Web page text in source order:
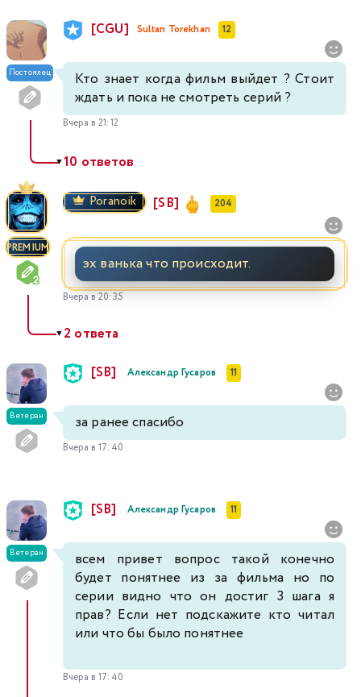
Постоялец
[CGU] Sultan Torekhan 12
Кто знает когда фильм выйдет ? Стоит
ждать и пока не смотреть серий ?
Вчера в 21:12
▼10 ответов
PREMIUM
Poranoik [SB] 204
эх ванька что происходит.
Вчера в 20:35
▼2 ответа
Ветеран
[SB] Александр Гусаров 11
за ранее спасибо
Вчера в 17:40
Ветеран
[SB] Александр Гусаров 11
всем привет вопрос такой конечно
будет понятнее из за фильма но по
серии видно что он достиг 3 шага я
прав? Если нет подскажите кто читал
или что бы было понятнее
Вчера в 17:40